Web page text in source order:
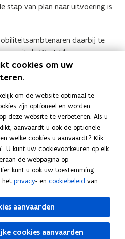
stap van plan naar uitvoering is
daarbij te
vanuit de West-Vlaamse
Oostende en Westhoek in april
gemeenten in en net buiten
liggen met wat in de regionale
Deze werden gebundeld
over de aanleiding en de
ook over het eindresultaat
aandacht voor draagvlak
voor het lokaal beleid, de
cookies om uw
om de website optimaal te
zijn optioneel en worden
deze website te verbeteren. Als u
aanvaardt u ook de optionele
welke cookies u aanvaardt? Klik
U kunt uw cookievoorkeuren op elk
de webpagina op
kunt u ook uw toestemming
het privacy- en cookiebeleid van
aanvaarden
cookies aanvaarden